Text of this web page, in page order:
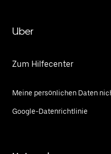
Uber
Zum Hilfecenter
Meine persönlichen Daten
Google-Datenrichtlinie